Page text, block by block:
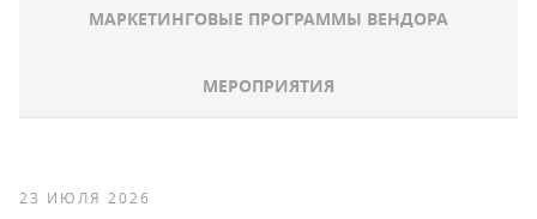
МАРКЕТИНГОВЫЕ ПРОГРАММЫ ВЕНДОРА
МЕРОПРИЯТИЯ
23 ИЮЛЯ 2026